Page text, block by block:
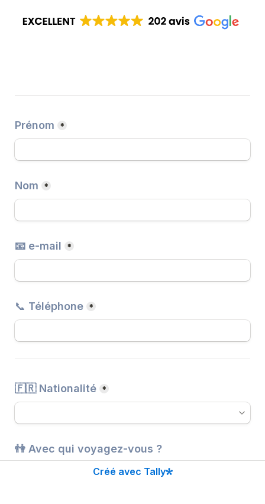
Prénom *
Nom *
📧 e-mail *
📞 Téléphone *
🇫🇷 Nationalité *
👫 Avec qui voyagez-vous ?
Créé avec Tally